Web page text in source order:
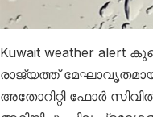
Kuwait weather
രാജ്യത്ത്
അതോറിറ്റി ഫോർ